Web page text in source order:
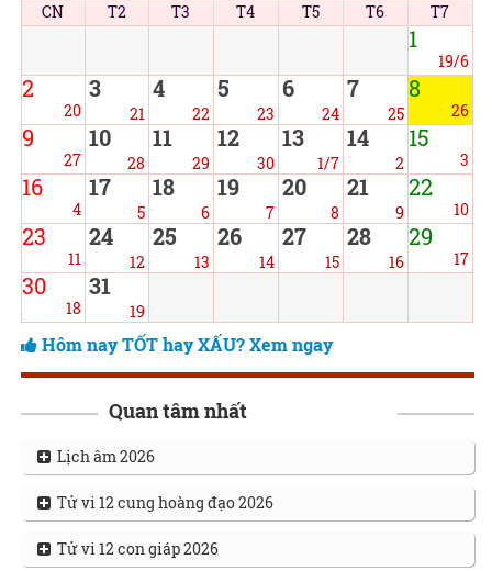
CN T2 T3 T4 T5 T6 T7
1
19/6
2
20
3
21
4
22
5
23
6
24
7
25
8
26
9
27
10
28
11
29
12
30
13
1/7
14
2
15
3
16
4
17
5
18
6
19
7
20
8
21
9
22
10
23
11
24
12
25
13
26
14
27
15
28
16
29
17
30
18
31
19
Hôm nay TỐT hay XẤU? Xem ngay
Quan tâm nhất
Lịch âm 2026
Tử vi 12 cung hoàng đạo 2026
Tử vi 12 con giáp 2026